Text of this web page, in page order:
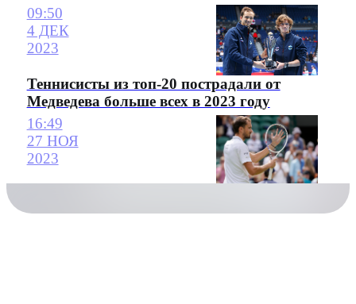
09:50
4 ДЕК
2023
Теннисисты из топ-20 пострадали от
Медведева больше всех в 2023 году
16:49
27 НОЯ
2023